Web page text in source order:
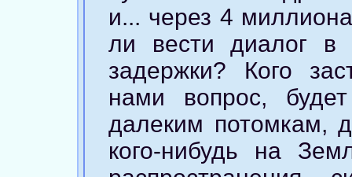
и... через 4
ли вести диалог в
задержки? Кого
нами вопрос,
далеким потомкам,
кого-нибудь на